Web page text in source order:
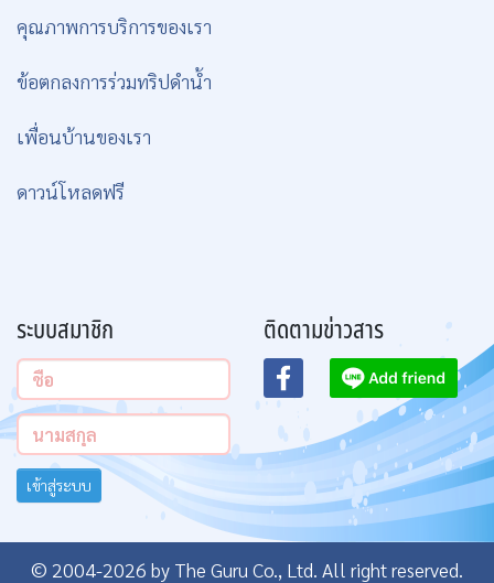
คุณภาพการบริการของเรา
ข้อตกลงการร่วมทริปดำน้ำ
เพื่อนบ้านของเรา
ดาวน์โหลดฟรี
ระบบสมาชิก
เข้าสู่ระบบ
ติดตามข่าวสาร
© 2004-2026 by The Guru Co., Ltd. All right reserved.